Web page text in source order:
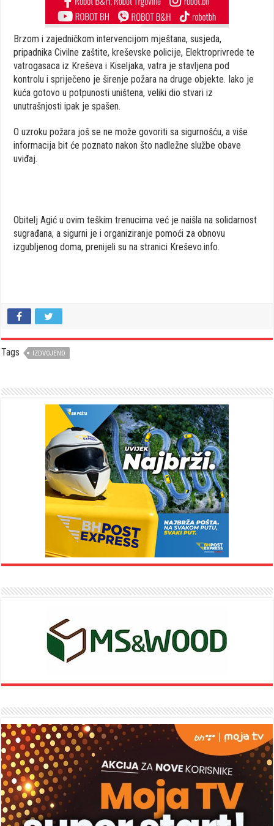
Brzom i zajedničkom intervencijom mještana, susjeda,
pripadnika Civilne zaštite, kreševske policije, Elektroprivrede te
vatrogasaca iz Kreševa i Kiseljaka, vatra je stavljena pod
kontrolu i spriječeno je širenje požara na druge objekte. Iako je
kuća gotovo u potpunosti uništena, veliki dio stvari iz
unutrašnjosti ipak je spašen.
O uzroku požara još se ne može govoriti sa sigurnošću, a više
informacija bit će poznato nakon što nadležne službe obave
uviđaj.
Obitelj Agić u ovim teškim trenucima već je naišla na solidarnost
sugrađana, a sigurni je i organiziranje pomoći za obnovu
izgubljenog doma, prenijeli su na stranici Kreševo.info.
Tags IZDVOJENO